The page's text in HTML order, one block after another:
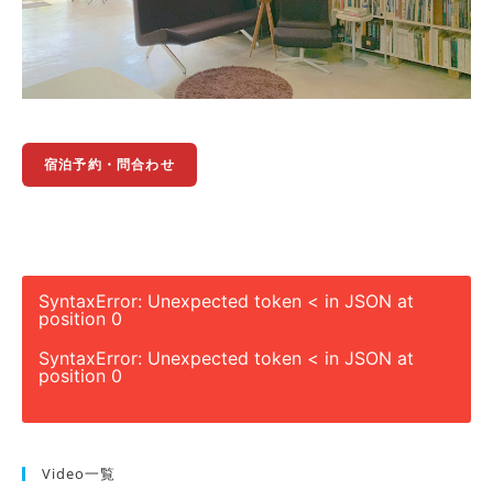
宿泊予約・問合わせ
SyntaxError: Unexpected token < in JSON at
position 0
SyntaxError: Unexpected token < in JSON at
position 0
Video一覧